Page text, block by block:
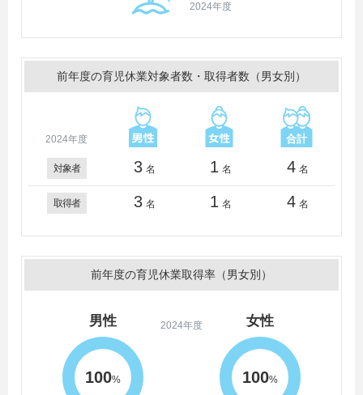
2024年度
前年度の育児休業対象者数・取得者数（男女別）
2024年度
対象者 3 名 1 名 4 名
取得者 3 名 1 名 4 名
前年度の育児休業取得率（男女別）
2024年度
男性
100%
女性
100%